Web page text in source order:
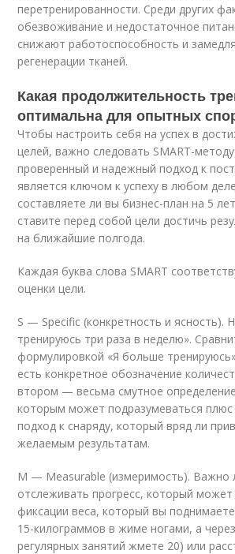
перетренированности. Среди других
обезвоживание и недостаточное
снижают работоспособность и
регенерации тканей.
Какая продолжительность
оптимальна для опытных
Чтобы настроить себя на успех в
целей, важно следовать SMART-
проверенный и надежный подход к
является ключом к успеху в любом
составляете ли вы бизнес-план на 5
ставите перед собой цели достичь
на ближайшие полгода.
Каждая буква слова SMART
оценки цели.
S — Specific (конкретность и ясность).
тренируюсь три раза в неделю».
формулировкой «Я больше
есть конкретное обозначение
втором — весьма смутное
которым может подразумеваться
подход к снаряду, который вряд ли
желаемым результатам.
M — Measurable (измеримость).
отслеживать прогресс, который может
фиксации веса, который вы
15-килограммов в жиме ногами, а
регулярных занятий жмете 20) или